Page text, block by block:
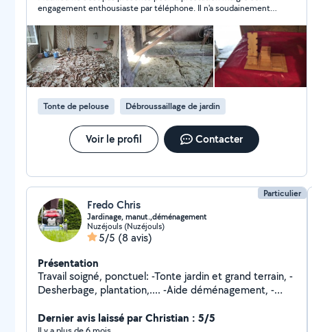
engagement enthousiaste par téléphone. Il n'a soudainement
compris pourquoi. Je ne recommande donc pas Mathieu
comme personne de confiance et sur qui on peut compter.
Quant à la qualité de son travail, je ne peux en juger car il n'a
pas assuré la prestation demandée.
Tonte de pelouse Débroussaillage de jardin
Voir le profil Contacter
Particulier
Fredo Chris
Jardinage, manut.,déménagement
Nuzéjouls (Nuzéjouls)
5/5 (8 avis)
Présentation
Travail soigné, ponctuel: -Tonte jardin et grand terrain, -
Desherbage, plantation,.... -Aide déménagement, -
Dernier avis laissé par Christian : 5/5